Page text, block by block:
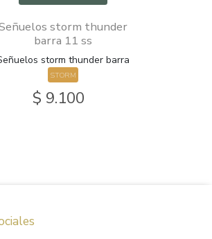
storm thunder
barra 11 ss
storm thunder barra
STORM
$ 9.100